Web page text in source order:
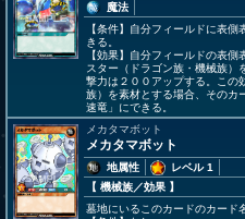
魔法
【条件】自分フィールドに表
きる。
【効果】自分フィールドの表
スター（ドラゴン族・機械族）
撃力は２００アップする。この
族）を素材とする場合、そのカ
速竜」にできる。
メカタマボット
メカタマボット
地属性
レベル 1
【 機械族／効果 】
墓地にいるこのカードのカード